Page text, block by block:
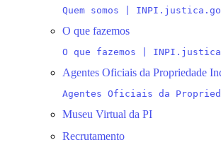
Quem somos |
O que fazemos
O que fazemos |
Agentes Oficiais da Propriedade
Agentes Oficiais da
Museu Virtual da PI
Recrutamento